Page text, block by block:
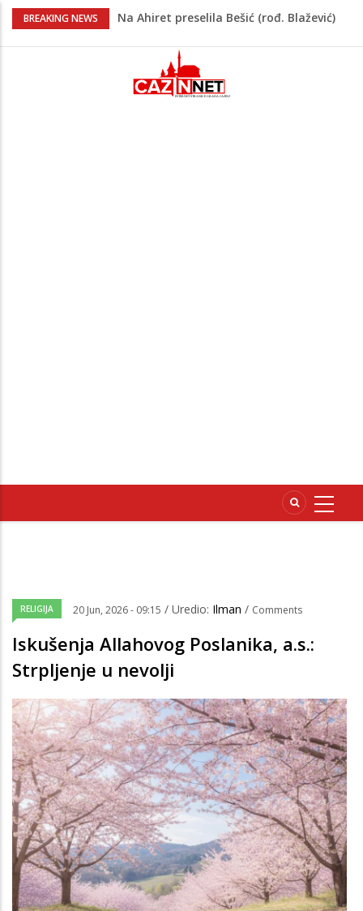
BREAKING NEWS
Na Ahiret preselila Bešić (rođ. Blažević)
Na Ahiret preselio ŠUPUK (Refik) ŠEFIK
Evo koje države su zasad za, a koje
protiv Infantina na izborima: Srbija i
RELIGIJA 20 Jun, 2026 - 09:15 / Uredio: Ilman / Comments
Iskušenja Allahovog Poslanika, a.s.:
Strpljenje u nevolji